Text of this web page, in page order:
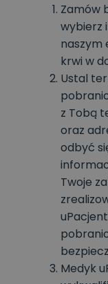
Zamów
wybierz
naszym
krwi w
Ustal
z Tobą
oraz
odbyć
Twoje
Medyk